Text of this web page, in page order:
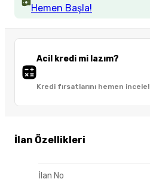
Hemen Başla!
Acil kredi mi lazım?
Kredi fırsatlarını hemen incele!
İlan Özellikleri
İlan No